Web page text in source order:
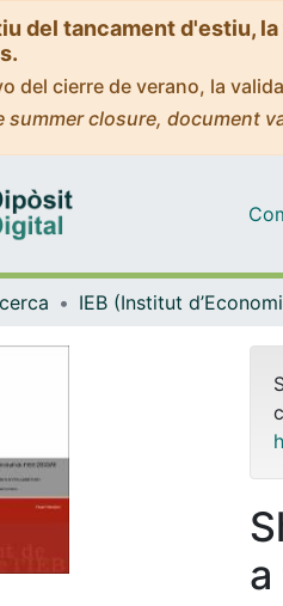
del tancament d'estiu,
del cierre de verano, la
summer closure, document